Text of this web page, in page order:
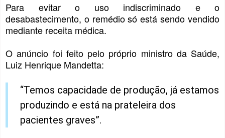
Para evitar o uso indiscriminado e o
desabastecimento, o remédio só está sendo vendido
mediante receita médica.
O anúncio foi feito pelo próprio ministro da Saúde,
Luiz Henrique Mandetta:
“Temos capacidade de produção, já estamos
produzindo e está na prateleira dos
pacientes graves”.